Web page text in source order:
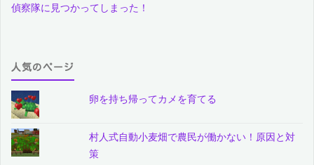
偵察隊に見つかってしまった！
人気のページ
卵を持ち帰ってカメを育てる
村人式自動小麦畑で農民が働かない！原因と対
策